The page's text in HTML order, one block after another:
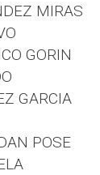
MIRAS
GORIN
GARCIA
POSE